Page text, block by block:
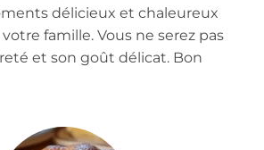
délicieux et chaleureux
famille. Vous ne serez pas
et son goût délicat. Bon